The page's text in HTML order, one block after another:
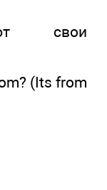
свои
(Its from